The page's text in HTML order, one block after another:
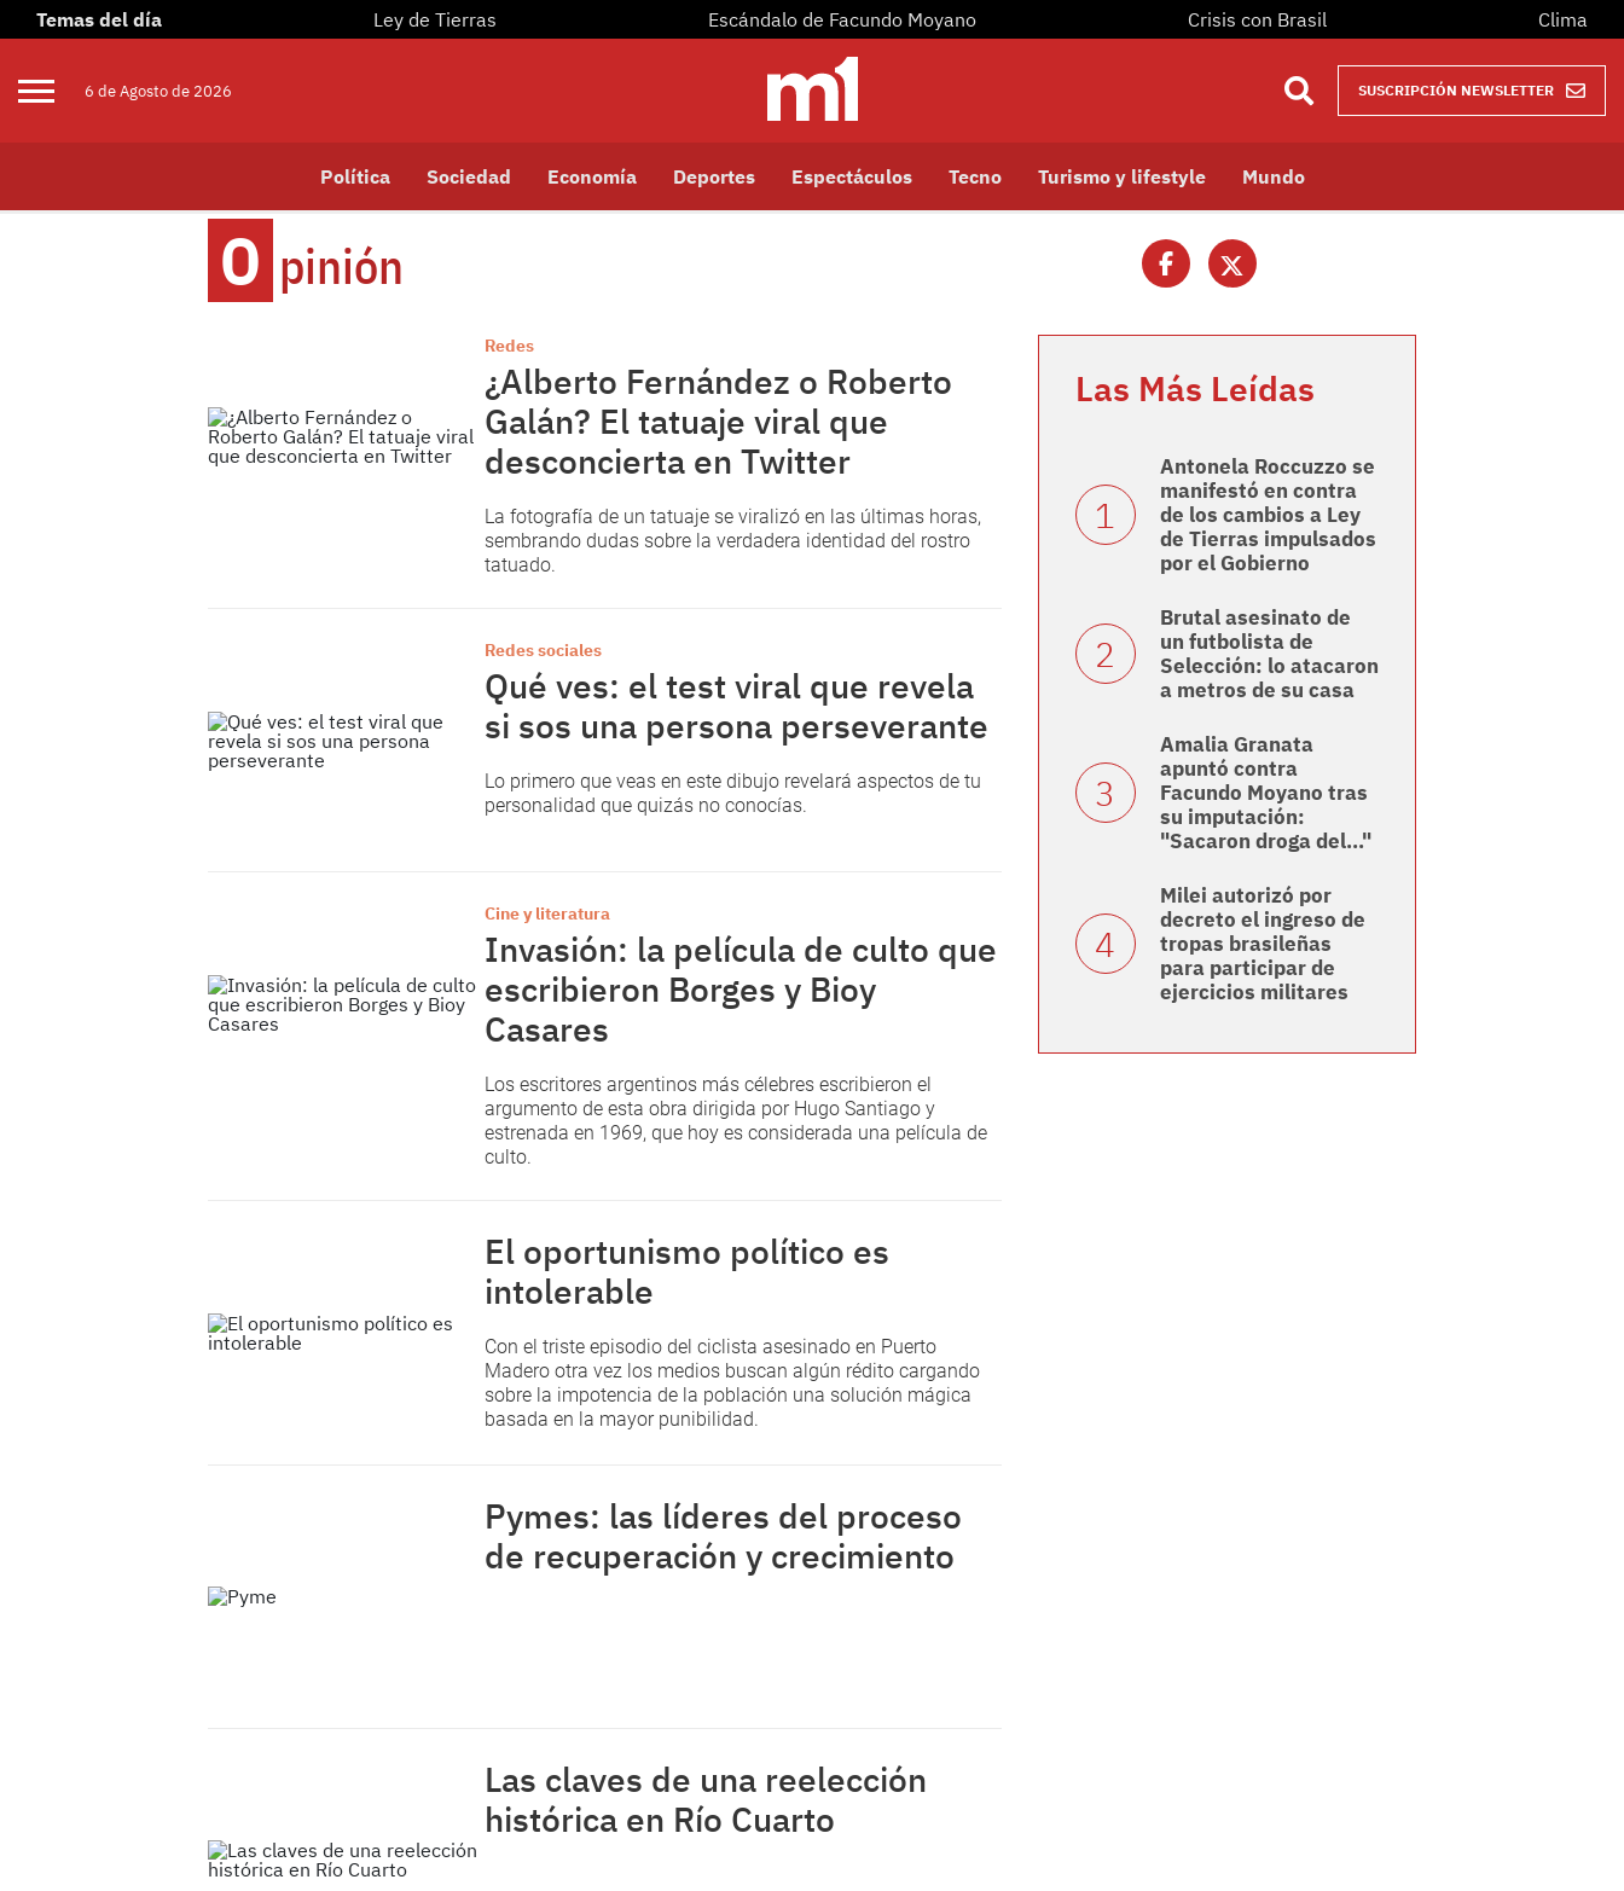
Temas del día Ley de Tierras Escándalo de Facundo Moyano Crisis con Brasil Clima
6 deAgostode 2026 SUSCRIPCIÓN NEWSLETTER
Política Sociedad Economía Deportes Espectáculos Tecno Turismo y lifestyle Mundo
O Pinión
Redes
¿Alberto Fernández o Roberto
Galán? El tatuaje viral que
desconcierta en Twitter
La fotografía de un tatuaje se viralizó en las últimas horas,
sembrando dudas sobre la verdadera identidad del rostro
tatuado.
Redes sociales
Qué ves: el test viral que revela
si sos una persona perseverante
Lo primero que veas en este dibujo revelará aspectos de tu
personalidad que quizás no conocías.
Cine y literatura
Invasión: la película de culto que
escribieron Borges y Bioy
Casares
Los escritores argentinos más célebres escribieron el
argumento de esta obra dirigida por Hugo Santiago y
estrenada en 1969, que hoy es considerada una película de
culto.
El oportunismo político es
intolerable
Con el triste episodio del ciclista asesinado en Puerto
Madero otra vez los medios buscan algún rédito cargando
sobre la impotencia de la población una solución mágica
basada en la mayor punibilidad.
Pymes: las líderes del proceso
de recuperación y crecimiento
Las claves de una reelección
histórica en Río Cuarto
Las Más Leídas
Antonela Roccuzzo se
manifestó en contra
de los cambios a Ley
de Tierras impulsados
por el Gobierno
Brutal asesinato de
un futbolista de
Selección: lo atacaron
a metros de su casa
Amalia Granata
apuntó contra
Facundo Moyano tras
su imputación:
"Sacaron droga del..."
Milei autorizó por
decreto el ingreso de
tropas brasileñas
para participar de
ejercicios militares